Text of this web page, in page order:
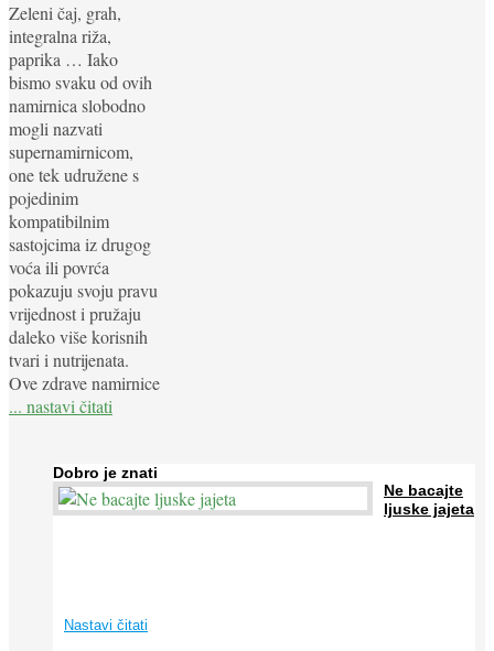
Zeleni čaj, grah,
integralna riža,
paprika … Iako
bismo svaku od ovih
namirnica slobodno
mogli nazvati
supernamirnicom,
one tek udružene s
pojedinim
kompatibilnim
sastojcima iz drugog
voća ili povrća
pokazuju svoju pravu
vrijednost i pružaju
daleko više korisnih
tvari i nutrijenata.
Ove zdrave namirnice
... nastavi čitati
Dobro je znati
Ne bacajte
ljuske jajeta
Nastavi čitati